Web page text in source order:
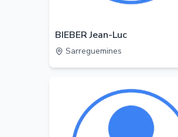
BIEBER Jean-Luc
Sarreguemines